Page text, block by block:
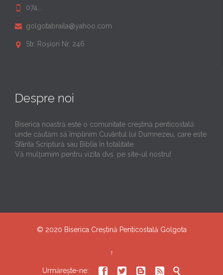
074...
 golgotabraila@yahoo.com
 Str. Roșiori Nr. 246
Despre noi
Biserica noastră este o comunitate creştină penticostală
unde căutăm să împlinim Cuvântul lui Dumnezeu, care este
Sfânta Scriptură sau Biblia în totalitate.
Vă mulţumim pentru vizita dvs. pe site-ul nostru!
© 2020 Biserica Creștină Penticostală Golgota
↑
Urmărește-ne:     